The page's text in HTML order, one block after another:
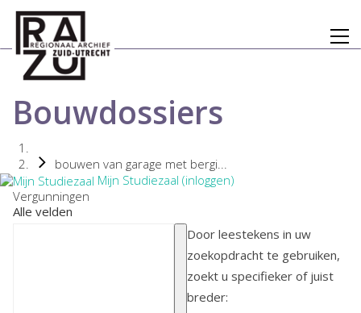
Bouwdossiers
bouwen van garage met bergi...
Mijn Studiezaal (inloggen)
Vergunningen
Alle velden
Door leestekens in uw
zoekopdracht te gebruiken,
zoekt u specifieker of juist
breder: